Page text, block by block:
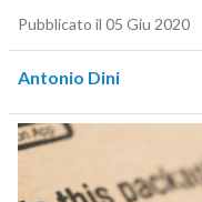
Pubblicato il 05 Giu 2020
Antonio Dini